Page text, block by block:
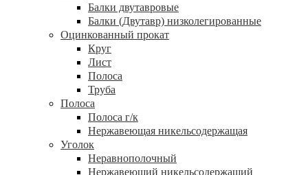
Балки двутавровые
Балки (Двутавр) низколегированные
Оцинкованный прокат
Круг
Лист
Полоса
Труба
Полоса
Полоса г/к
Нержавеющая никельсодержащая
Уголок
Неравнополочный
Нержавеющий никельсодержащий